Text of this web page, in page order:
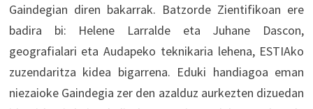
Gaindegian diren bakarrak. Batzorde Zientifikoan ere
badira bi: Helene Larralde eta Juhane Dascon,
geografialari eta Audapeko teknikaria lehena, ESTIAko
zuzendaritza kidea bigarrena. Eduki handiagoa eman
niezaioke Gaindegia zer den azalduz aurkezten dizuedan